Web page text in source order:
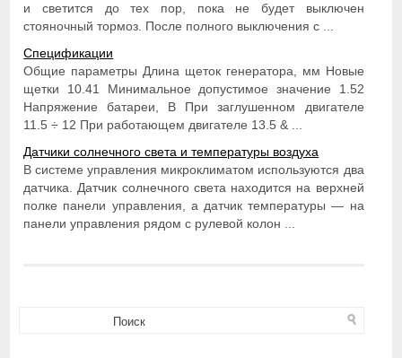
и светится до тех пор, пока не будет выключен
стояночный тормоз. После полного выключения с ...
Спецификации
Общие параметры Длина щеток генератора, мм Новые
щетки 10.41 Минимальное допустимое значение 1.52
Напряжение батареи, В При заглушенном двигателе
11.5 ÷ 12 При работающем двигателе 13.5 & ...
Датчики солнечного света и температуры воздуха
В системе управления микроклиматом используются два
датчика. Датчик солнечного света находится на верхней
полке панели управления, а датчик температуры — на
панели управления рядом с рулевой колон ...